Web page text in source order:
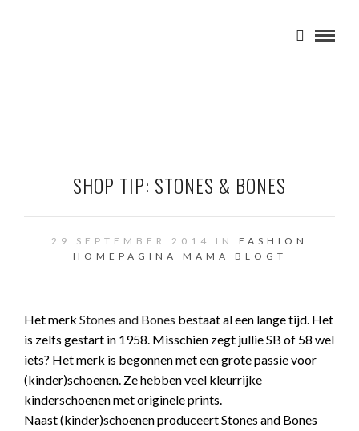
SHOP TIP: STONES & BONES
29 SEPTEMBER 2014 IN FASHION
HOMEPAGINA
MAMA BLOGT
Het merk Stones and Bones bestaat al een lange tijd. Het
is zelfs gestart in 1958. Misschien zegt jullie SB of 58 wel
iets? Het merk is begonnen met een grote passie voor
(kinder)schoenen. Ze hebben veel kleurrijke
kinderschoenen met originele prints.
Naast (kinder)schoenen produceert Stones and Bones